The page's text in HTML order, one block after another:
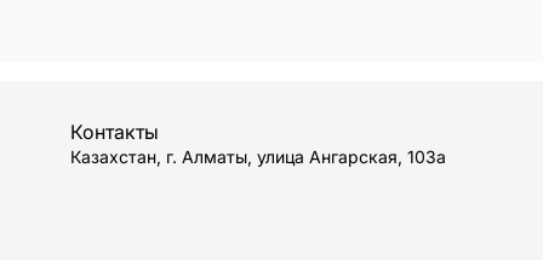
Контакты
Казахстан, г. Алматы, улица Ангарская, 103а